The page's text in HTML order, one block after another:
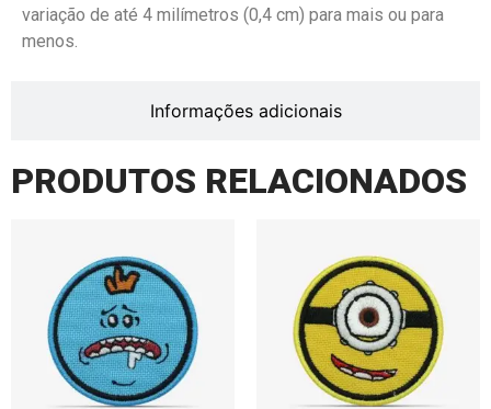
Informações adicionais
variação de até 4 milímetros (0,4 cm) para mais ou para
menos.
PRODUTOS RELACIONADOS